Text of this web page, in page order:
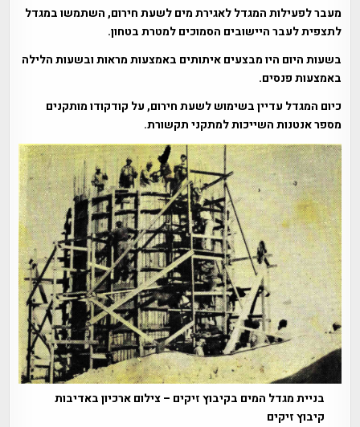
מעבר לפעילות המגדל לאגירת מים לשעת חירום, השתמשו במגדל
לתצפית לעבר היישובים הסמוכים למטרת בטחון.
בשעות היום היו מבצעים איתותים באמצעות מראות ובשעות הלילה
באמצעות פנסים.
כיום המגדל עדיין בשימוש לשעת חירום, על קודקודו מותקנים
מספר אנטנות השייכות למתקני תקשורת.
בניית מגדל המים בקיבוץ זיקים – צילום ארכיון באדיבות
קיבוץ זיקים